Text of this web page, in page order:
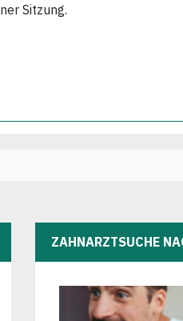
Sitzung.
ZAHNARZTSUCHE